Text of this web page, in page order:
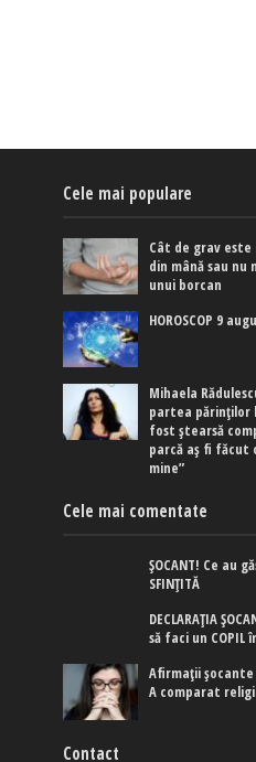
Cele mai populare
Cât de grav este
din mână sau nu
unui borcan
HOROSCOP 9
Mihaela
partea părinților
fost ștearsă
parcă aș fi făcut
mine”
Cele mai comentate
ȘOCANT! Ce au
SFINȚITĂ
DECLARAȚIA
să faci un COPIL
Afirmaţii
A comparat
Contact